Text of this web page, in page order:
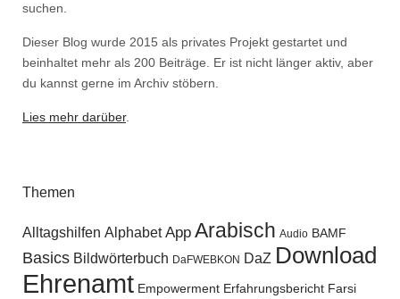
suchen.
Dieser Blog wurde 2015 als privates Projekt gestartet und
beinhaltet mehr als 200 Beiträge. Er ist nicht länger aktiv, aber
du kannst gerne im Archiv stöbern.
Lies mehr darüber.
Themen
Alltagshilfen Alphabet App Arabisch Audio BAMF
Basics Bildwörterbuch DaFWEBKON DaZ Download
Ehrenamt Empowerment Erfahrungsbericht Farsi